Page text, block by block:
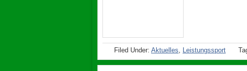
Filed Under: Aktuelles, Leistungssport